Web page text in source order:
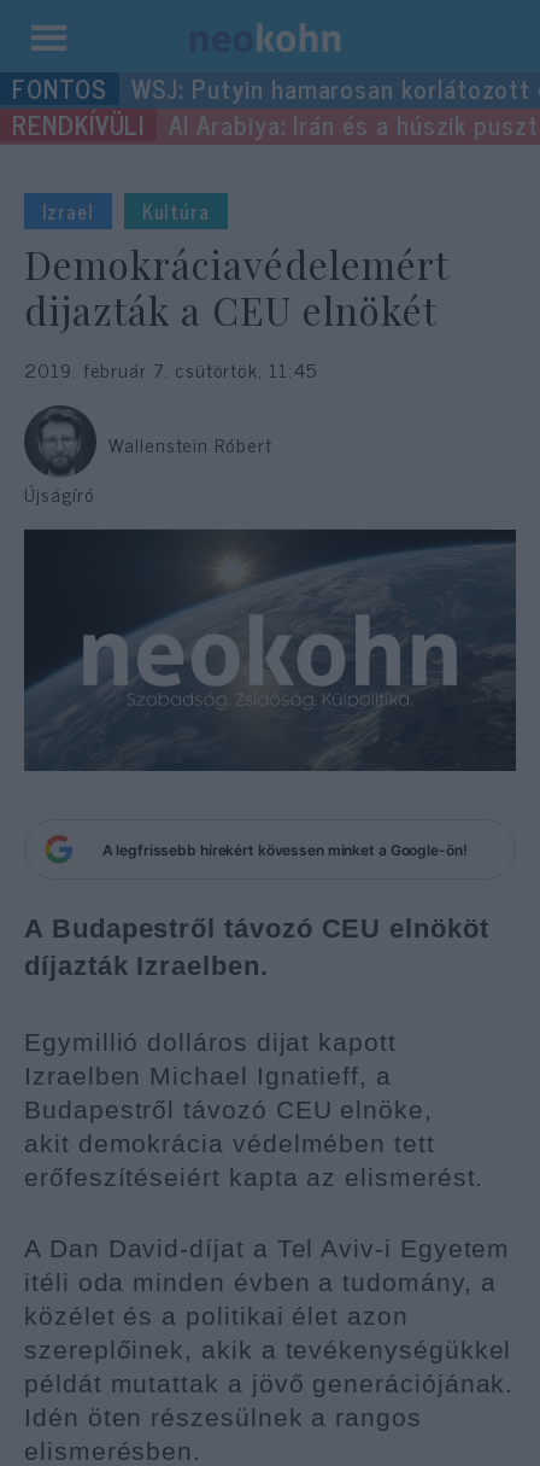
Kilépés
a
tartalomba
WSJ: Putyin hamarosan
Al Arabiya: Irán és a húszik
Izrael Kultúra
Demokráciavédelemért
dijazták a CEU elnökét
2019. február 7. csütörtök, 11:45
Wallenstein Róbert
Újságíró
A legfrissebb hírekért kövessen minket a Google-ön!
A Budapestről távozó CEU elnököt
díjazták Izraelben.
Egymillió dolláros dijat kapott
Izraelben Michael Ignatieff, a
Budapestről távozó CEU elnöke,
akit demokrácia védelmében tett
erőfeszítéseiért kapta az elismerést.
A Dan David-díjat a Tel Aviv-i Egyetem
itéli oda minden évben a tudomány, a
közélet és a politikai élet azon
szereplőinek, akik a tevékenységükkel
példát mutattak a jövő generációjának.
Idén öten részesülnek a rangos
elismerésben.